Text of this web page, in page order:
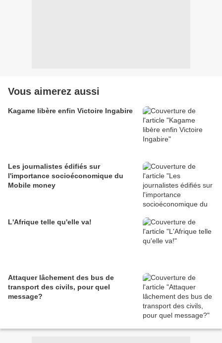
Vous aimerez aussi
Kagame libère enfin Victoire Ingabire
Les journalistes édifiés sur
l'importance socioéconomique du
Mobile money
L'Afrique telle qu'elle va!
Attaquer lâchement des bus de
transport des civils, pour quel
message?